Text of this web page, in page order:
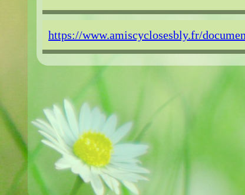
https://www.amiscyclosesbly.fr/